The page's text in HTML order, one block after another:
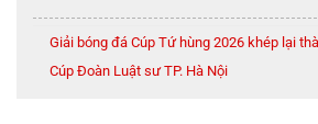
NỘI
Giải bóng đá Cúp Tứ hùng 2026 khép lại
Cúp Đoàn Luật sư TP. Hà Nội